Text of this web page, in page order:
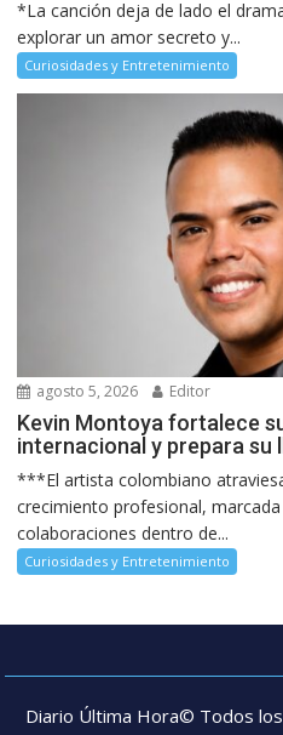
*La canción deja de lado el
explorar un amor secreto y...
Curiosidades y Entretenimiento
agosto 5, 2026 Editor
Kevin Montoya fortalece
internacional y prepara su
***El artista colombiano
crecimiento profesional,
colaboraciones dentro de...
Curiosidades y Entretenimiento
Diario Última Hora© Todos